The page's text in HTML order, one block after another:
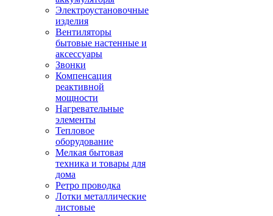
Электроустановочные
изделия
Вентиляторы
бытовые настенные и
аксессуары
Звонки
Компенсация
реактивной
мощности
Нагревательные
элементы
Тепловое
оборудование
Мелкая бытовая
техника и товары для
дома
Ретро проводка
Лотки металлические
листовые